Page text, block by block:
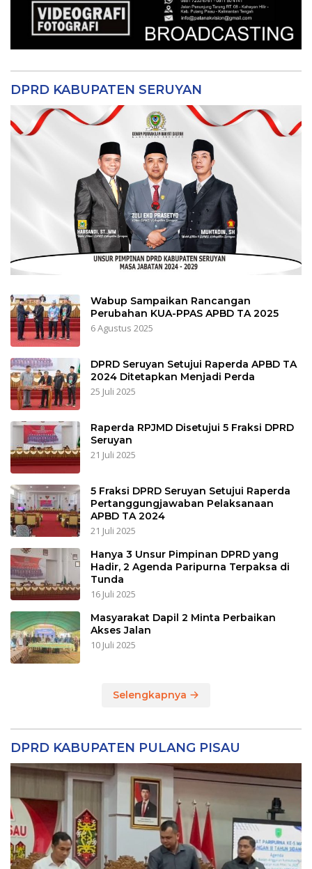
DPRD KABUPATEN SERUYAN
Wabup Sampaikan Rancangan
Perubahan KUA-PPAS APBD TA 2025
6 Agustus 2025
DPRD Seruyan Setujui Raperda APBD TA
2024 Ditetapkan Menjadi Perda
25 Juli 2025
Raperda RPJMD Disetujui 5 Fraksi DPRD
Seruyan
21 Juli 2025
5 Fraksi DPRD Seruyan Setujui Raperda
Pertanggungjawaban Pelaksanaan
APBD TA 2024
21 Juli 2025
Hanya 3 Unsur Pimpinan DPRD yang
Hadir, 2 Agenda Paripurna Terpaksa di
Tunda
16 Juli 2025
Masyarakat Dapil 2 Minta Perbaikan
Akses Jalan
10 Juli 2025
Selengkapnya
DPRD KABUPATEN PULANG PISAU